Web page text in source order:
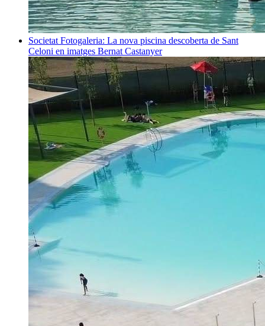
Societat Fotogaleria: La nova piscina descoberta de Sant
Celoni en imatges Bernat Castanyer